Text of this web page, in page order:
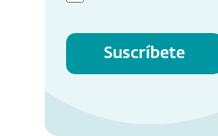
Suscríbete